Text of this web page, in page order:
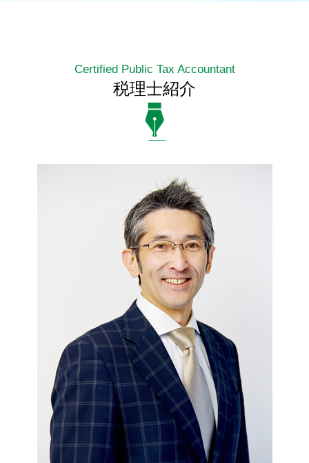
Certified Public Tax Accountant
税理士紹介